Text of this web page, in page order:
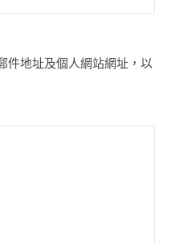
件地址及個人網站網址，以